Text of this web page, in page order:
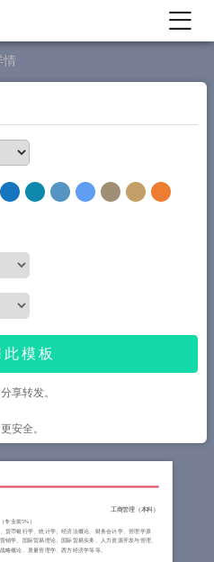
模板
享转发。
安全。
工商管理（本科）
专业前5%）
货币银行学、统计学、经济法概论、财务会计学、管理学原
销学、国际贸易理论、国际贸易实务、人力资源开发与管理、
略概论、质量管理学、西方经济学等等。